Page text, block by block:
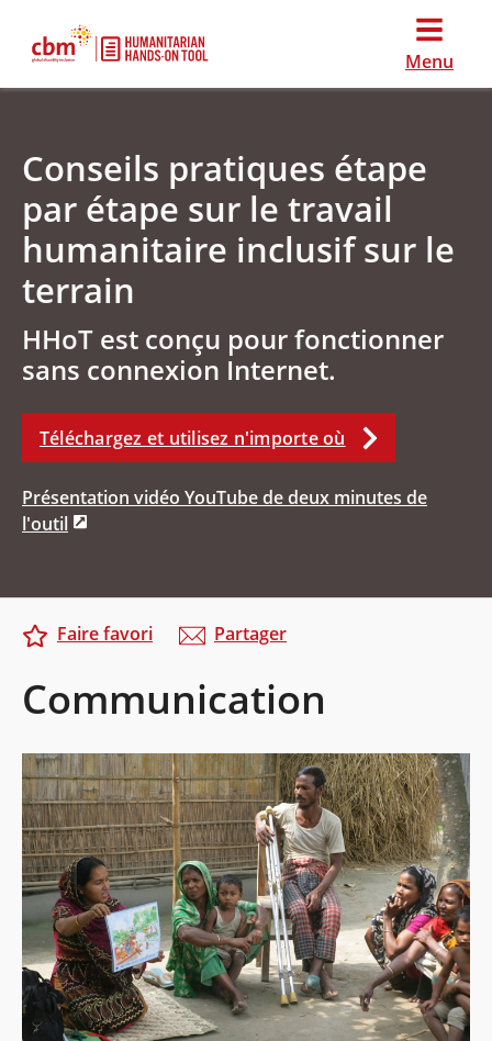
Menu
Conseils pratiques étape
par étape sur le travail
humanitaire inclusif sur le
terrain
HHoT est conçu pour fonctionner
sans connexion Internet.
Téléchargez et utilisez n'importe où
Présentation vidéo YouTube de deux minutes de
l'outil
Communication
Faire favori Partager